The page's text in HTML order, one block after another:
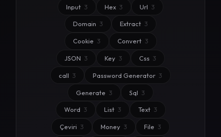
Input 3 Hex 3 Url 3
Domain 3 Extract 3
Cookie 3 Convert 3
JSON 3 Key 3 Css 3
call 3 Password Generator 3
Generate 3 Sql 3
Word 3 List 3 Text 3
Çeviri 3 Money 3 File 3